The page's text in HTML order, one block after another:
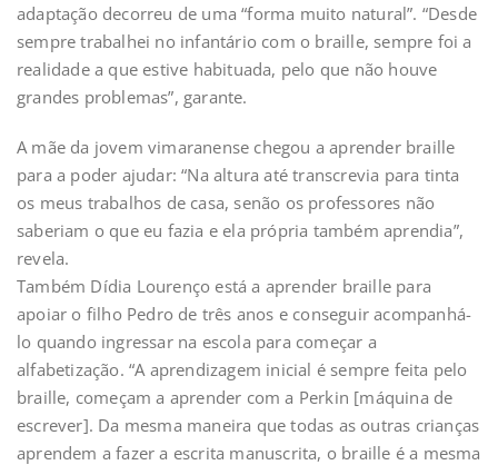
adaptação decorreu de uma “forma muito natural”. “Desde
sempre trabalhei no infantário com o braille, sempre foi a
realidade a que estive habituada, pelo que não houve
grandes problemas”, garante.
A mãe da jovem vimaranense chegou a aprender braille
para a poder ajudar: “Na altura até transcrevia para tinta
os meus trabalhos de casa, senão os professores não
saberiam o que eu fazia e ela própria também aprendia”,
revela.
Também Dídia Lourenço está a aprender braille para
apoiar o filho Pedro de três anos e conseguir acompanhá-
lo quando ingressar na escola para começar a
alfabetização. “A aprendizagem inicial é sempre feita pelo
braille, começam a aprender com a Perkin [máquina de
escrever]. Da mesma maneira que todas as outras crianças
aprendem a fazer a escrita manuscrita, o braille é a mesma